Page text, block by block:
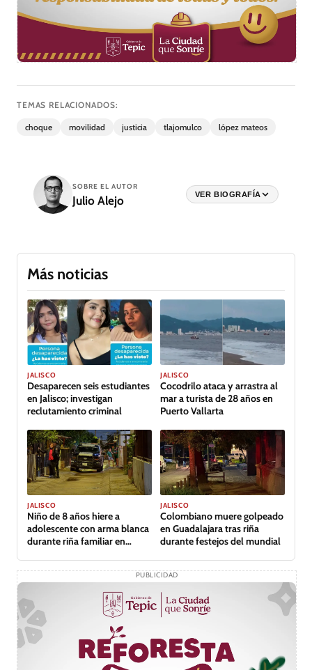
TEMAS RELACIONADOS:
choque movilidad justicia tlajomulco lópez mateos
SOBRE EL AUTOR
Julio Alejo VER BIOGRAFÍA
Más noticias
JALISCO
Desaparecen seis estudiantes
en Jalisco; investigan
reclutamiento criminal
JALISCO
Cocodrilo ataca y arrastra al
mar a turista de 28 años en
Puerto Vallarta
JALISCO
Niño de 8 años hiere a
adolescente con arma blanca
durante riña familiar en
JALISCO
Colombiano muere golpeado
en Guadalajara tras riña
durante festejos del mundial
PUBLICIDAD